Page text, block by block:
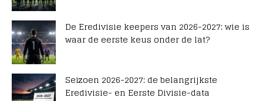
De Eredivisie keepers van 2026-2027: wie is
waar de eerste keus onder de lat?
Seizoen 2026-2027: de belangrijkste
Eredivisie- en Eerste Divisie-data